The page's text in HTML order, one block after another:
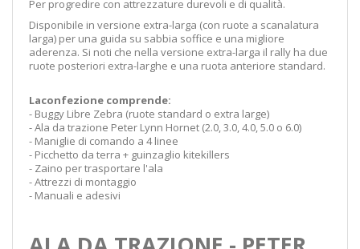
Per progredire con attrezzature durevoli e di qualità.
Disponibile in versione extra-larga (con ruote a scanalatura
larga) per una guida su sabbia soffice e una migliore
aderenza. Si noti che nella versione extra-larga il rally ha due
ruote posteriori extra-larghe e una ruota anteriore standard.
Laconfezione comprende:
- Buggy Libre Zebra (ruote standard o extra large)
- Ala da trazione Peter Lynn Hornet (2.0, 3.0, 4.0, 5.0 o 6.0)
- Maniglie di comando a 4 linee
- Picchetto da terra + guinzaglio kitekillers
- Zaino per trasportare l'ala
- Attrezzi di montaggio
- Manuali e adesivi